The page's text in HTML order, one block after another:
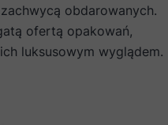
obdarowanych.
ofertą opakowań,
luksusowym wyglądem.